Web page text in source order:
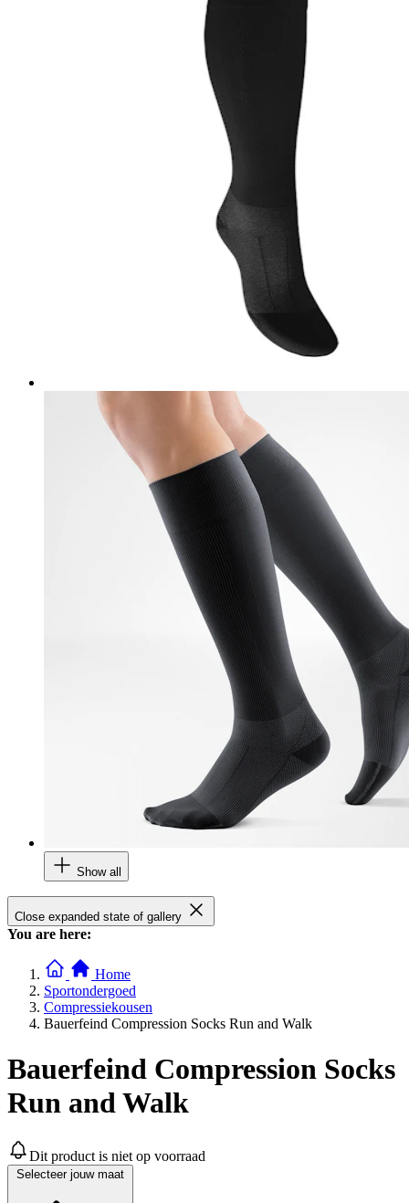
Show all
Close expanded state of gallery
You are here:
Home
Sportondergoed
Compressiekousen
Bauerfeind Compression Socks Run and Walk
Bauerfeind Compression Socks
Run and Walk
Dit product is niet op voorraad
Selecteer jouw maat